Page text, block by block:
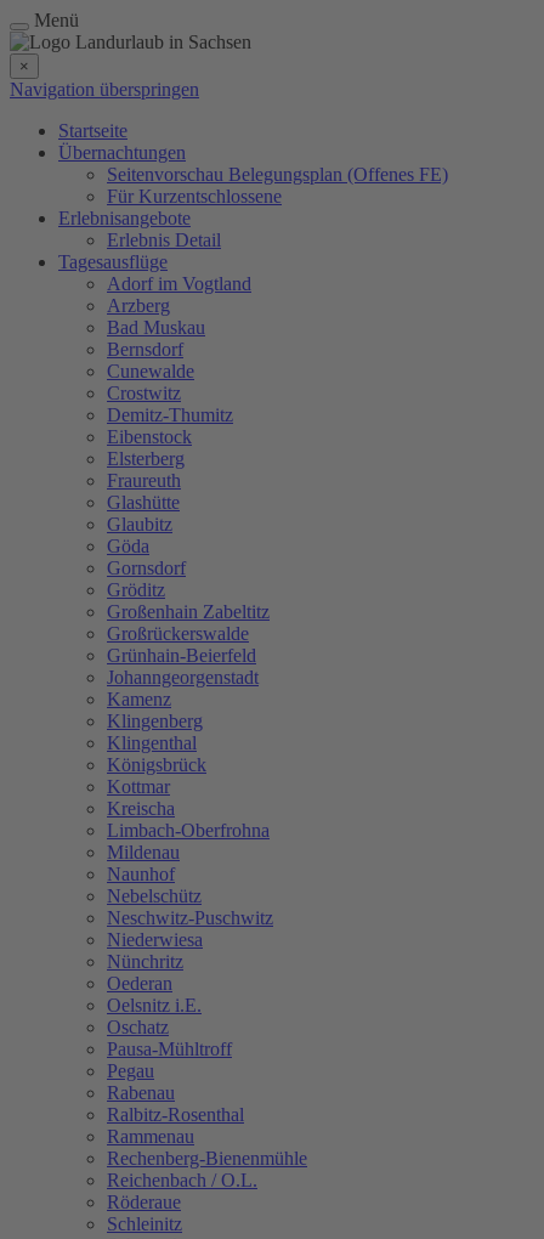
Menü
×
Navigation überspringen
Startseite
Übernachtungen
Seitenvorschau Belegungsplan (Offenes FE)
Für Kurzentschlossene
Erlebnisangebote
Erlebnis Detail
Tagesausflüge
Adorf im Vogtland
Arzberg
Bad Muskau
Bernsdorf
Cunewalde
Crostwitz
Demitz-Thumitz
Eibenstock
Elsterberg
Fraureuth
Glashütte
Glaubitz
Göda
Gornsdorf
Gröditz
Großenhain Zabeltitz
Großrückerswalde
Grünhain-Beierfeld
Johanngeorgenstadt
Kamenz
Klingenberg
Klingenthal
Königsbrück
Kottmar
Kreischa
Limbach-Oberfrohna
Mildenau
Naunhof
Nebelschütz
Neschwitz-Puschwitz
Niederwiesa
Nünchritz
Oederan
Oelsnitz i.E.
Oschatz
Pausa-Mühltroff
Pegau
Rabenau
Ralbitz-Rosenthal
Rammenau
Rechenberg-Bienenmühle
Reichenbach / O.L.
Röderaue
Schleinitz